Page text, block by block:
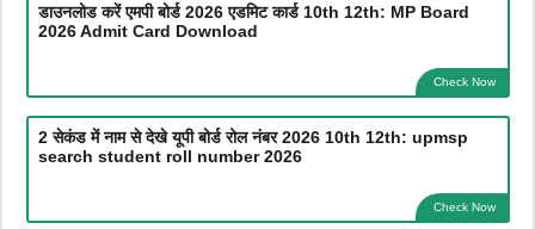
डाउनलोड करें एमपी बोर्ड 2026 एडमिट कार्ड 10th 12th: MP Board
2026 Admit Card Download
Check Now
2 सेकंड में नाम से देखे यूपी बोर्ड रोल नंबर 2026 10th 12th: upmsp
search student roll number 2026
Check Now